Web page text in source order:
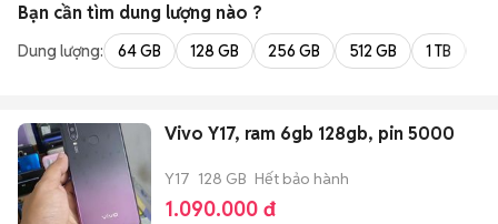
Bạn cần tìm dung lượng nào ?
Dung lượng: 64 GB 128 GB 256 GB 512 GB 1 TB
Vivo Y17, ram 6gb 128gb, pin 5000
Y17 128 GB Hết bảo hành
1.090.000 đ